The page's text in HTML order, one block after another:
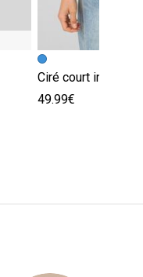
Ciré court intérieur
49.99€